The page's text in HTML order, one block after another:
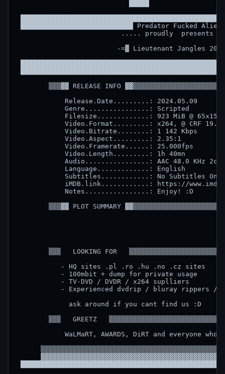
████████████████████████████ Predator Fucked Alien
.....
-=▓
▒▒▒▓▓ RELEASE INFO
            Release.Date.........: 2024.05.09
            Genre................: Scripted
            Filesize.............: 923 MiB @ 65x15mb
            Video.Format.........: x264, @ CRF 19.0
            Video.Bitrate........: 1 142 Kbps
            Video.Aspect.........: 2.35:1
            Video.Framerate......: 25.000fps
            Video.Length.........: 1h 40mn
            Audio................: AAC 48.0 KHz 2ch
            Language.............: English
Subtitles............: No Subtitles On
iMDB.link............: https://
            Notes................: Enjoy! :D
▒▒▒▓▓ PLOT SUMMARY
▒▒▒   LOOKING FOR
- HQ sites .pl .ro
- 100mbit + dump
- TV-DVD / DVDR
- Experienced dvdrip /
ask around if
▒▒▒   GREETZ
WaLMaRT, AWARDS, DiRT and